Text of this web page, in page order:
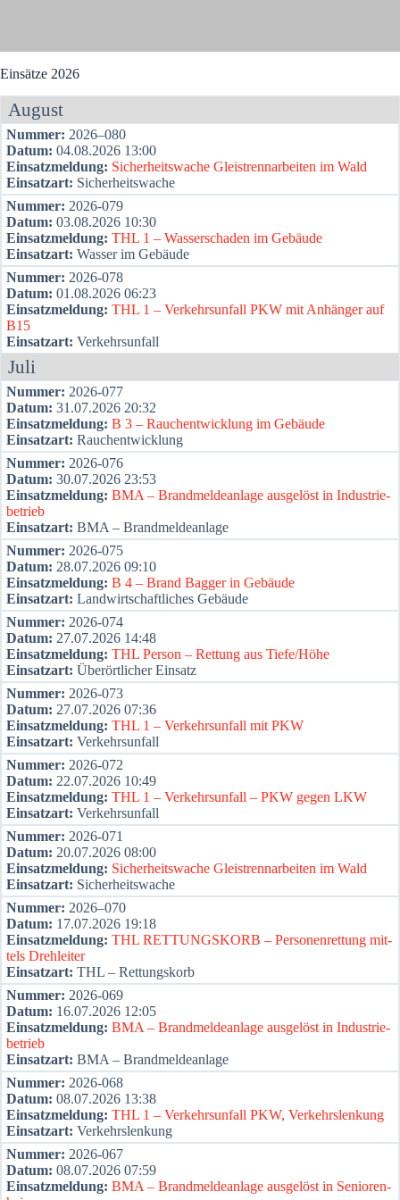
Ein­sät­ze 2026
August
Num­mer: 2026–080
Datum: 04.08.2026 13:00
Ein­satz­mel­dung: Sicher­heits­wa­che Gleis­trenn­ar­bei­ten im Wald
Ein­satz­art: Sicher­heits­wa­che
Num­mer: 2026-079
Datum: 03.08.2026 10:30
Ein­satz­mel­dung: THL 1 – Was­ser­scha­den im Gebäu­de
Ein­satz­art: Was­ser im Gebäu­de
Num­mer: 2026-078
Datum: 01.08.2026 06:23
Ein­satz­mel­dung: THL 1 – Ver­kehrs­un­fall PKW mit Anhän­ger auf
B15
Ein­satz­art: Ver­kehrs­un­fall
Juli
Num­mer: 2026-077
Datum: 31.07.2026 20:32
Ein­satz­mel­dung: B 3 – Rauch­ent­wick­lung im Gebäu­de
Ein­satz­art: Rauch­ent­wick­lung
Num­mer: 2026-076
Datum: 30.07.2026 23:53
Ein­satz­mel­dung: BMA – Brand­mel­de­an­la­ge aus­ge­löst in Indus­trie­
be­trieb
Ein­satz­art: BMA – Brand­mel­de­an­la­ge
Num­mer: 2026-075
Datum: 28.07.2026 09:10
Ein­satz­mel­dung: B 4 – Brand Bag­ger in Gebäu­de
Ein­satz­art: Land­wirt­schaft­li­ches Gebäu­de
Num­mer: 2026-074
Datum: 27.07.2026 14:48
Ein­satz­mel­dung: THL Per­son – Ret­tung aus Tiefe/Höhe
Ein­satz­art: Über­ört­li­cher Ein­satz
Num­mer: 2026-073
Datum: 27.07.2026 07:36
Ein­satz­mel­dung: THL 1 – Ver­kehrs­un­fall mit PKW
Ein­satz­art: Ver­kehrs­un­fall
Num­mer: 2026-072
Datum: 22.07.2026 10:49
Ein­satz­mel­dung: THL 1 – Ver­kehrs­un­fall – PKW gegen LKW
Ein­satz­art: Ver­kehrs­un­fall
Num­mer: 2026-071
Datum: 20.07.2026 08:00
Ein­satz­mel­dung: Sicher­heits­wa­che Gleis­trenn­ar­bei­ten im Wald
Ein­satz­art: Sicher­heits­wa­che
Num­mer: 2026–070
Datum: 17.07.2026 19:18
Ein­satz­mel­dung: THL RETTUNGSKORB – Per­so­nen­ret­tung mit­
tels Dreh­lei­ter
Ein­satz­art: THL – Ret­tungs­korb
Num­mer: 2026-069
Datum: 16.07.2026 12:05
Ein­satz­mel­dung: BMA – Brand­mel­de­an­la­ge aus­ge­löst in Indus­trie­
be­trieb
Ein­satz­art: BMA – Brand­mel­de­an­la­ge
Num­mer: 2026-068
Datum: 08.07.2026 13:38
Ein­satz­mel­dung: THL 1 – Ver­kehrs­un­fall PKW, Ver­kehrs­len­kung
Ein­satz­art: Ver­kehrs­len­kung
Num­mer: 2026-067
Datum: 08.07.2026 07:59
Ein­satz­mel­dung: BMA – Brand­mel­de­an­la­ge aus­ge­löst in Senio­ren­